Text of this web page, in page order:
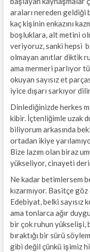
araları nereden geldiği
kaç kişinin enkazını
boşluklara, alt metini
veriyoruz, sanki hepsi
olmayan anıtlar diktik
ama mermeri parlıyor
okuyan sayısız et
iyice dışarı sarkıyor
Dinlediğinizde herkes
kibir. İçtenliğimle uzak
biliyorum arkasında
ortadan ikiye
Bize lazım olan biraz
yükseliyor, cinayeti
Ne kadar betimlersem
kızarmıyor. Basitçe
Edebiyat, belki
ama tonlarca ağır
bir çok ruhun yükselişi,
bıraktığı bir sürü
gibi değil çünkü işimiz